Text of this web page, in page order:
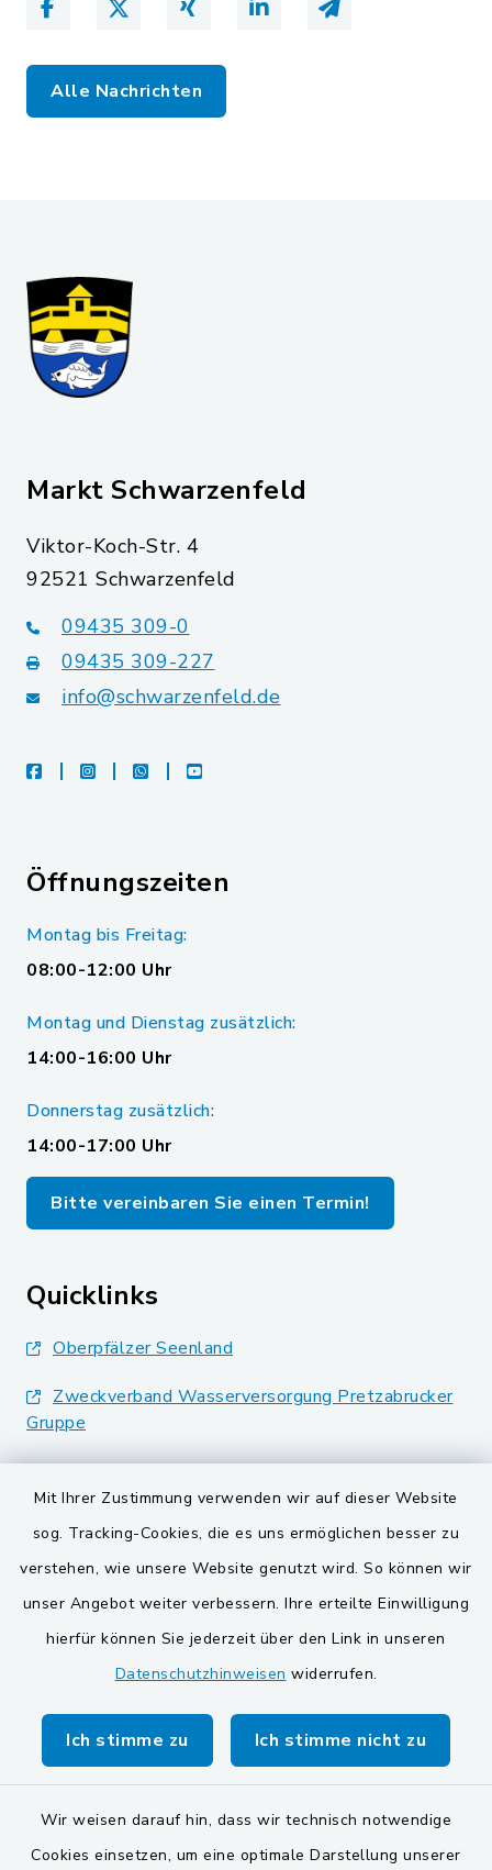
Mit Ihrer Zustimmung verwenden wir auf dieser Website
sog. Tracking-Cookies, die es uns ermöglichen besser zu
verstehen, wie unsere Website genutzt wird. So können wir
unser Angebot weiter verbessern. Ihre erteilte Einwilligung
hierfür können Sie jederzeit über den Link in unseren
Datenschutzhinweisen widerrufen.
Ich stimme zu Ich stimme nicht zu
Wir weisen darauf hin, dass wir technisch notwendige
Cookies einsetzen, um eine optimale Darstellung unserer
Alle Nachrichten
Markt Schwarzenfeld
Viktor-Koch-Str. 4
92521 Schwarzenfeld
09435 309-0
09435 309-227
info@schwarzenfeld.de
facebookinstagramwhatsappyoutube
Öffnungszeiten
Montag bis Freitag:
08:00-12:00 Uhr
Montag und Dienstag zusätzlich:
14:00-16:00 Uhr
Donnerstag zusätzlich:
14:00-17:00 Uhr
Bitte vereinbaren Sie einen Termin!
Quicklinks
Oberpfälzer Seenland
Zweckverband Wasserversorgung Pretzabrucker
Gruppe
Landkreis Schwandorf
VG und Gemeinden
Gemeinde Schwarzach bei Nabburg
Gemeinde Stulln
Verwaltungsgemeinschaft Schwarzenfeld